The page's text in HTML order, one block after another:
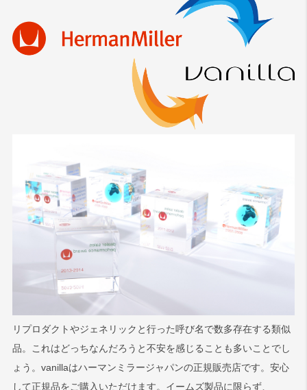
リプロダクトやジェネリックと行った呼び名で数多存在する類似
品。これはどっちなんだろうと不安を感じることも多いことでし
ょう。vanillaはハーマンミラージャパンの正規販売店です。安心
して正規品をご購入いただけます。イームズ製品に限らず、